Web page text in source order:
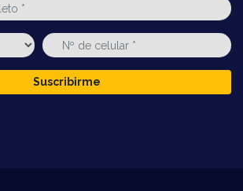
Suscribirme